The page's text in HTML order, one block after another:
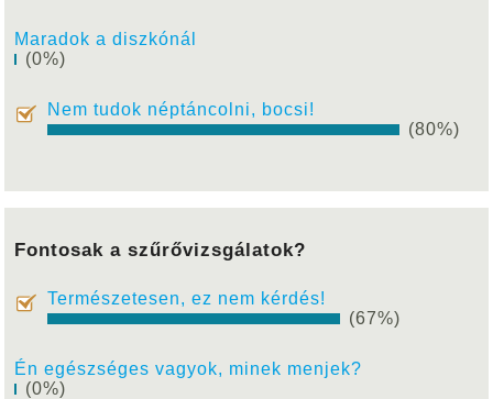
Maradok a diszkónál
(0%)
Nem tudok néptáncolni, bocsi!
(80%)
Fontosak a szűrővizsgálatok?
Természetesen, ez nem kérdés!
(67%)
Én egészséges vagyok, minek menjek?
(0%)